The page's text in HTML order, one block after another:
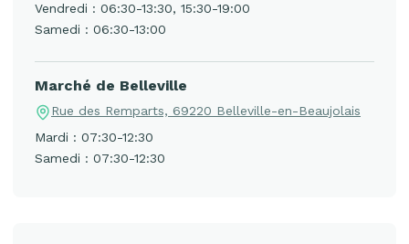
Vendredi : 06:30-13:30, 15:30-19:00
Samedi : 06:30-13:00
Marché de Belleville
Rue des Remparts, 69220 Belleville-en-Beaujolais
Mardi : 07:30-12:30
Samedi : 07:30-12:30